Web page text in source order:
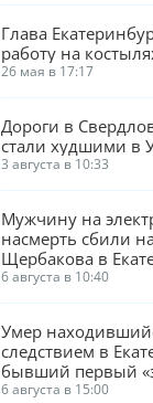
Глава
работу на
26 мая в 17:17
Дороги в
стали худшими в
3 августа в 10:33
Мужчину на
насмерть сбили
Щербакова в
(ФОТО)
6 августа в 10:40
Умер
следствием в
бывший первый
ЖКХ Смирнова
6 августа в 15:00